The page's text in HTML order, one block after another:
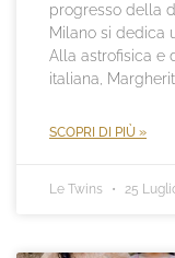
progresso della
Milano si dedica
Alla astrofisica e
italiana,
SCOPRI DI PIÙ »
Le Twins 25